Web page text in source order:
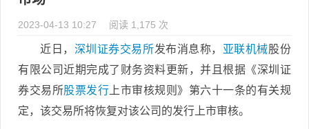
2023-04-13 10:27 阅读 1,175 次
近日， 深圳证券交易所发布消息称， 亚联机械股份
有限公司近期完成了财务资料更新，并且根据《深圳证
券交易所股票发行 上市审核规则》第六十一条的有关规
定，该交易所将恢复对该公司的发行上市审核。